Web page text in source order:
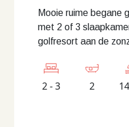
Mooie ruime begane
met 2 of 3
golfresort aan de
2 - 3 2